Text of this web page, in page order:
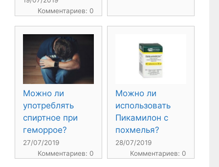
Комментариев: 0
Можно ли
употреблять
спиртное при
геморрое?
27/07/2019
Комментариев: 0
Можно ли
использовать
Пикамилон с
похмелья?
28/07/2019
Комментариев: 0